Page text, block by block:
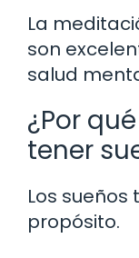
La
son
salud
¿Por
tener
Los
propósito.